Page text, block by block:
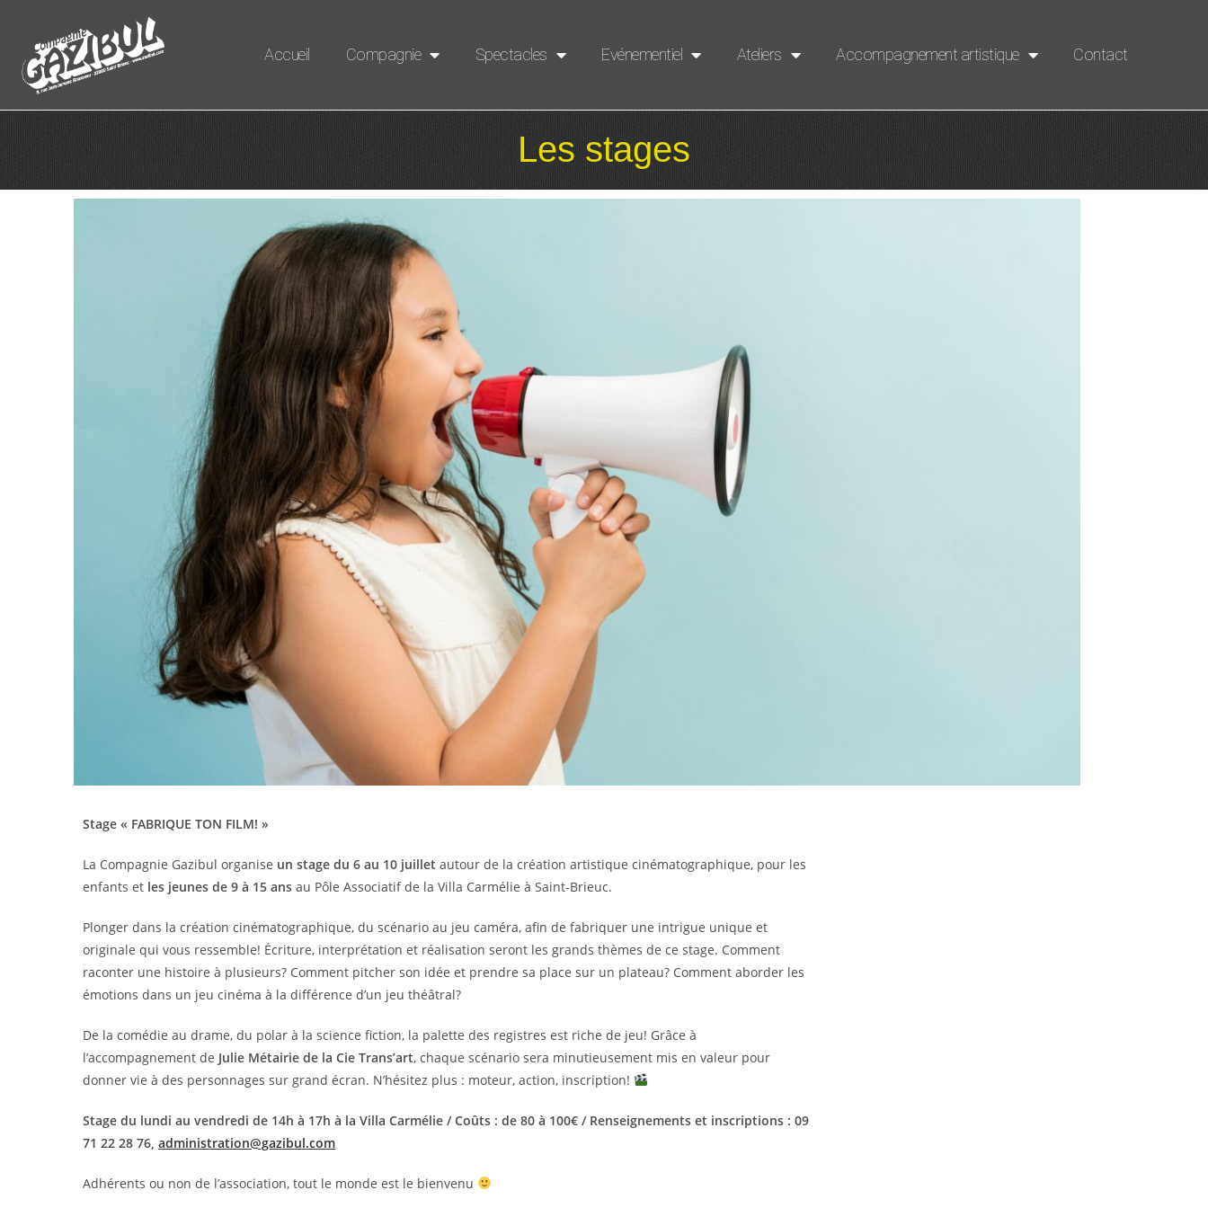
Accueil Compagnie Spectacles Evénementiel Ateliers Accompagnement artistique Contact
Les stages
Stage « FABRIQUE TON FILM! »
La Compagnie Gazibul organise un stage du 6 au 10 juillet autour de la création artistique cinématographique, pour les
enfants et les jeunes de 9 à 15 ans au Pôle Associatif de la Villa Carmélie à Saint-Brieuc.
Plonger dans la création cinématographique, du scénario au jeu caméra, afin de fabriquer une intrigue unique et
originale qui vous ressemble! Écriture, interprétation et réalisation seront les grands thèmes de ce stage. Comment
raconter une histoire à plusieurs? Comment pitcher son idée et prendre sa place sur un plateau? Comment aborder les
émotions dans un jeu cinéma à la différence d’un jeu théâtral?
De la comédie au drame, du polar à la science fiction, la palette des registres est riche de jeu! Grâce à
l’accompagnement de Julie Métairie de la Cie Trans’art, chaque scénario sera minutieusement mis en valeur pour
donner vie à des personnages sur grand écran. N’hésitez plus : moteur, action, inscription!
Stage du lundi au vendredi de 14h à 17h à la Villa Carmélie / Coûts : de 80 à 100€ / Renseignements et inscriptions : 09
71 22 28 76, administration@gazibul.com
Adhérents ou non de l’association, tout le monde est le bienvenu